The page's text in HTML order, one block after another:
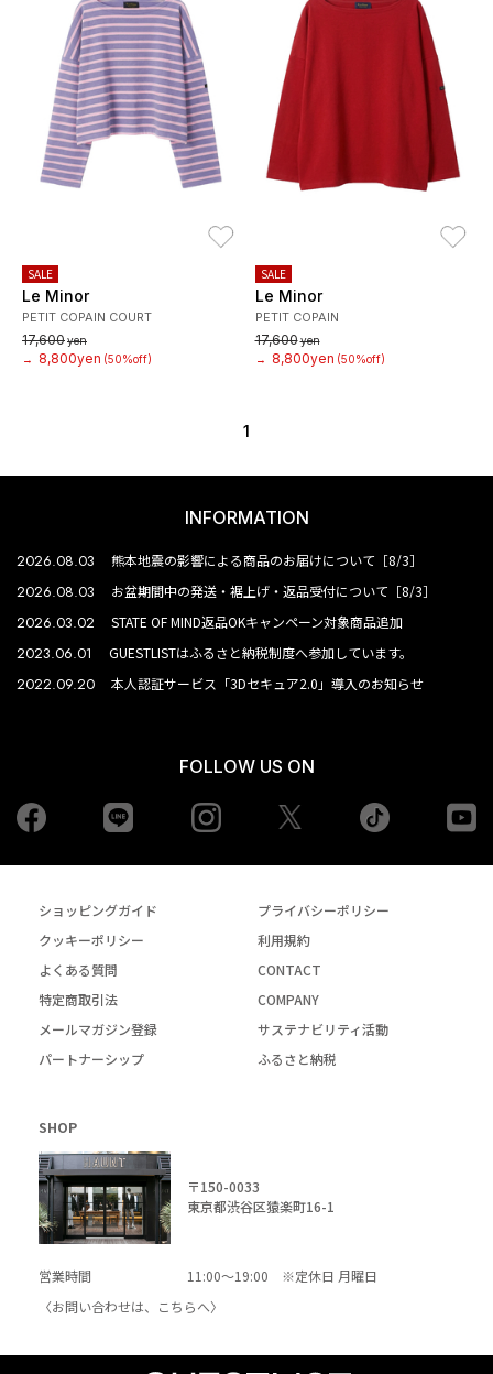
SALE
Le Minor
PETIT COPAIN COURT
17,600yen
→
8,800yen (50%off)
SALE
Le Minor
PETIT COPAIN
17,600yen
→
8,800yen (50%off)
1
INFORMATION
2026.08.03 熊本地震の影響による商品のお届けについて［8/3］
2026.08.03 お盆期間中の発送・裾上げ・返品受付について［8/3］
2026.03.02 STATE OF MIND返品OKキャンペーン対象商品追加
2023.06.01 GUESTLISTはふるさと納税制度へ参加しています。
2022.09.20 本人認証サービス「3Dセキュア2.0」導入のお知らせ
FOLLOW US ON
Facebook Instagram tiktok
ショッピングガイド
プライバシーポリシー
クッキーポリシー
利用規約
よくある質問
CONTACT
特定商取引法
COMPANY
メールマガジン登録
サステナビリティ活動
パートナーシップ
ふるさと納税
SHOP
〒150-0033
東京都渋谷区猿楽町16-1
営業時間
11:00～19:00 ※定休日 月曜日
〈お問い合わせは、
こちらへ〉